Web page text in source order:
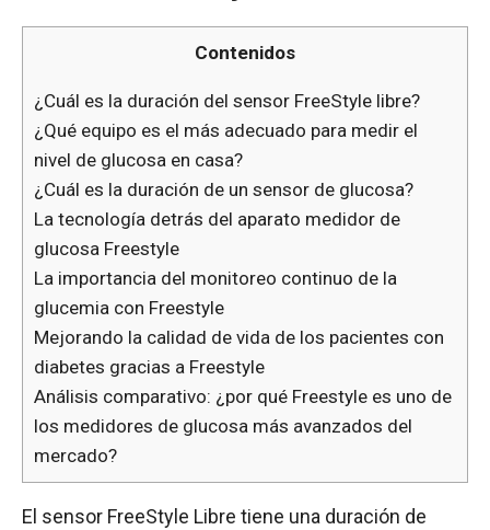
Contenidos
¿Cuál es la duración del sensor FreeStyle libre?
¿Qué equipo es el más adecuado para medir el
nivel de glucosa en casa?
¿Cuál es la duración de un sensor de glucosa?
La tecnología detrás del aparato medidor de
glucosa Freestyle
La importancia del monitoreo continuo de la
glucemia con Freestyle
Mejorando la calidad de vida de los pacientes con
diabetes gracias a Freestyle
Análisis comparativo: ¿por qué Freestyle es uno de
los medidores de glucosa más avanzados del
mercado?
El sensor FreeStyle Libre tiene una duración de